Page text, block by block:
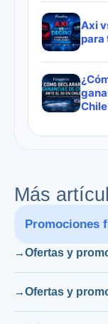
Axi
para
Más
Promociones
Ofertas y
Ofertas y